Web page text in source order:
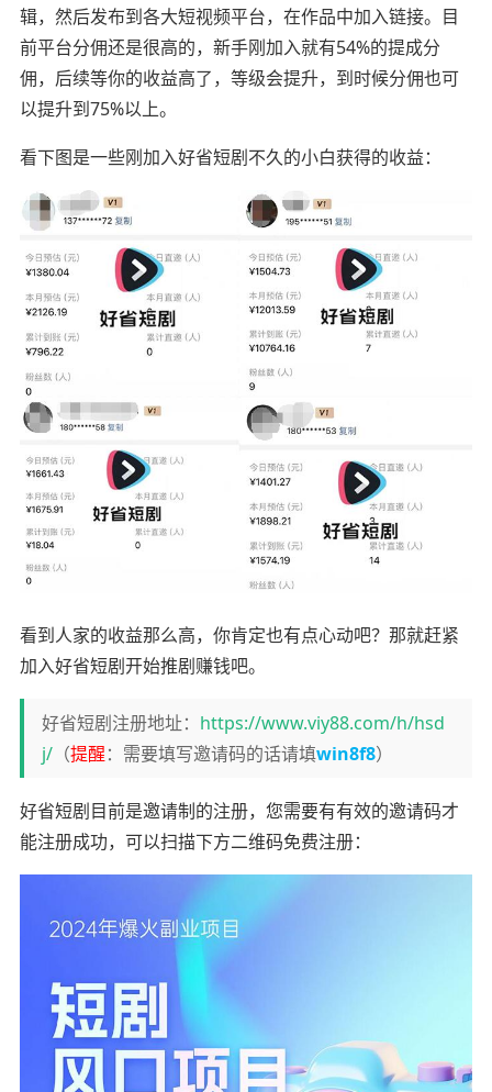
辑，然后发布到各大短视频平台，在作品中加入链接。目
前平台分佣还是很高的，新手刚加入就有54%的提成分
佣，后续等你的收益高了，等级会提升，到时候分佣也可
以提升到75%以上。
看下图是一些刚加入好省短剧不久的小白获得的收益：
看到人家的收益那么高，你肯定也有点心动吧？那就赶紧
加入好省短剧开始推剧赚钱吧。
好省短剧注册地址： https://www.viy88.com/h/hsd
j/（提醒：需要填写邀请码的话请填win8f8）
好省短剧目前是邀请制的注册，您需要有有效的邀请码才
能注册成功，可以扫描下方二维码免费注册：